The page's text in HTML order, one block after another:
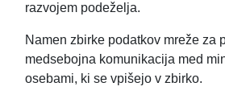
razvojem podeželja.
Namen zbirke podatkov mreže za
medsebojna komunikacija med
osebami, ki se vpišejo v zbirko.